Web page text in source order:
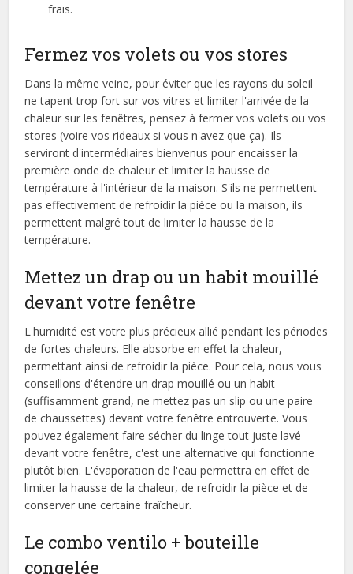
frais.
Fermez vos volets ou vos stores
Dans la même veine, pour éviter que les rayons du soleil
ne tapent trop fort sur vos vitres et limiter l'arrivée de la
chaleur sur les fenêtres, pensez à fermer vos volets ou vos
stores (voire vos rideaux si vous n'avez que ça). Ils
serviront d'intermédiaires bienvenus pour encaisser la
première onde de chaleur et limiter la hausse de
température à l'intérieur de la maison. S'ils ne permettent
pas effectivement de refroidir la pièce ou la maison, ils
permettent malgré tout de limiter la hausse de la
température.
Mettez un drap ou un habit mouillé
devant votre fenêtre
L'humidité est votre plus précieux allié pendant les périodes
de fortes chaleurs. Elle absorbe en effet la chaleur,
permettant ainsi de refroidir la pièce. Pour cela, nous vous
conseillons d'étendre un drap mouillé ou un habit
(suffisamment grand, ne mettez pas un slip ou une paire
de chaussettes) devant votre fenêtre entrouverte. Vous
pouvez également faire sécher du linge tout juste lavé
devant votre fenêtre, c'est une alternative qui fonctionne
plutôt bien. L'évaporation de l'eau permettra en effet de
limiter la hausse de la chaleur, de refroidir la pièce et de
conserver une certaine fraîcheur.
Le combo ventilo + bouteille
congelée